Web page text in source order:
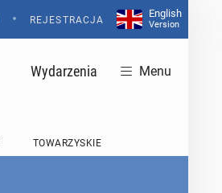
• REJESTRACJA
English
Version
Wydarzenia Menu
TOWARZYSKIE